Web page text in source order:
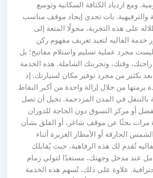
ومع ازدياد الكثافة السكانية وتوسع
والترفيهية. بات تحدي إيجاد موقف مناسب
على هذه التجربة، محولًا المتعة إلى
خدمة الفاليه لتعيد تعريف مفهوم ركن
مجرد عملية تسليم واستلام مفاتيح؛ بل
وقتك، وتجربتك الشاملة. هذه الخدمة
بكثير من مجرد توفير مكان لسيارتك. إذ
برمتها من خلال إزالة واحدة من أكبر النقاط
بالتنقل في المدن المزدحمة. تخيل أن تصل
أو مركز التسوق دون الحاجة للدوران
بحثًا عن موقف شاغر، أو القلق بشأن
الحارقة أو الأمطار الغزيرة أثناء
تُقدم لك هذه الرفاهية، حيث يُقابلك
عند مدخل وجهتك، مستعدًا لتولي زمام
علاوة على ذلك، تُسهم هذه الخدمة